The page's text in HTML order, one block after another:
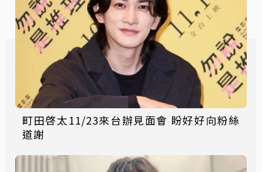
町田啓太11/23來台辦見面會 盼好好向粉絲
道謝